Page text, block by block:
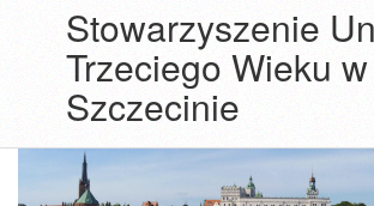
Stowarzyszenie
Trzeciego Wieku w
Szczecinie